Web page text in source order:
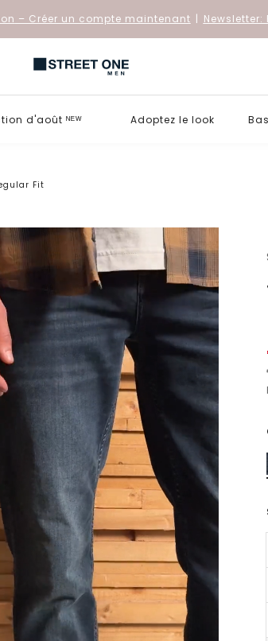
– Créer un compte maintenant |
d'août ᴺᴱᵂ Adoptez le look
Fit